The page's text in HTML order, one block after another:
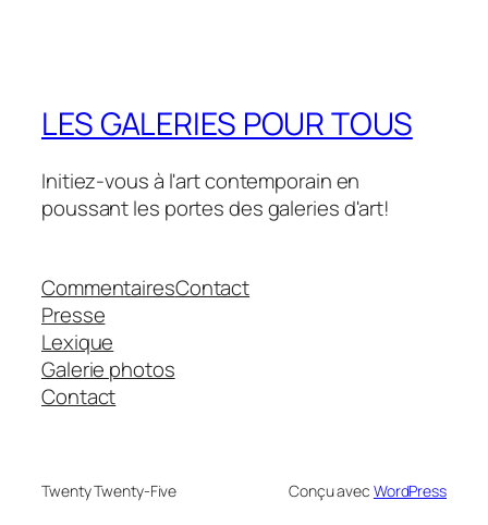
LES GALERIES POUR TOUS
Initiez-vous à l'art contemporain en
poussant les portes des galeries d'art!
Commentaires
Presse
Lexique
Galerie photos
Contact
Contact
Twenty Twenty-Five Conçu avec WordPress